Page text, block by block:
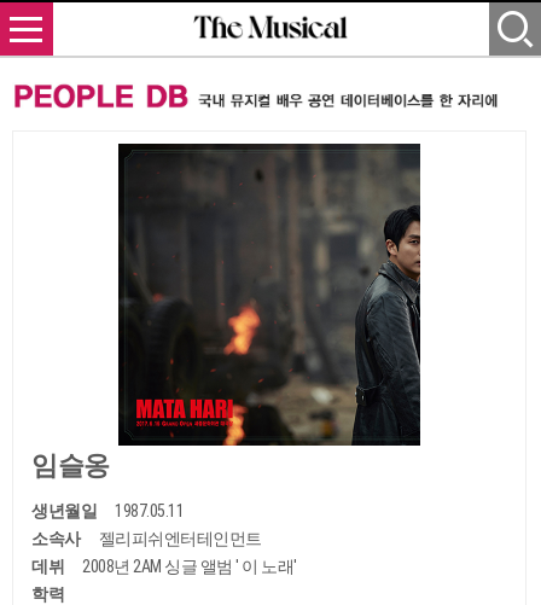
임슬옹
생년월일
1987.05.11
소속사
젤리피쉬엔터테인먼트
데뷔
2008년 2AM 싱글 앨범 ' 이 노래'
학력